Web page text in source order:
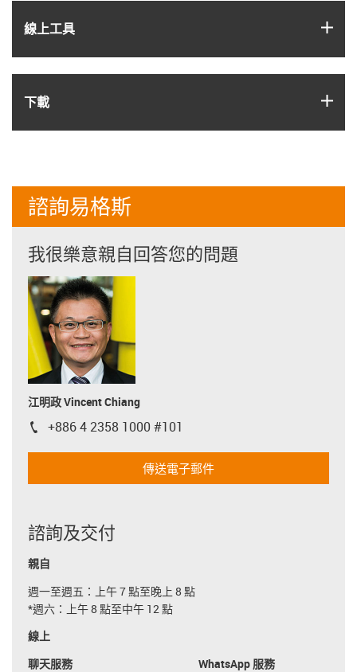
線上工具
下載
諮詢易格斯
我很樂意親自回答您的問題
江明政 Vincent Chiang
igus-icon-phone
+886 4 2358 1000 #101
傳送電子郵件
諮詢及交付
親自
週一至週五：上午 7 點至晚上 8 點
*週六：上午 8 點至中午 12 點
線上
聊天服務
WhatsApp 服務